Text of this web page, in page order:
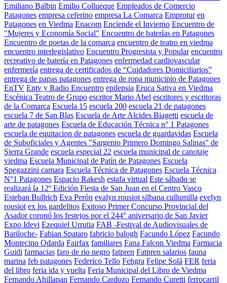
Emiliano Balbin Emilio Collueque Empleados de Comercio
Patagones empresa ceferino empresa La Comarca Emprotur en
Patagones en Viedma Enacom Enciende el Invierno Encuentro de
"Mujeres y Economía Social" Encuentro de baterías en Patagones
Encuentro de poetas de la comarca encuentro de teatro en viedma
encuentro interlegislativo Encuentro Progresista y Popular encuentro
recreativo de batería en Patagones enfermedad cardiovascular
enfermería entrega de certificados de “Cuidadores Domiciliarios”
entrega de papas patagones entrega de ropa municipio de Patagones
EnTV Entv y Radio Encuentro epilepsia Eruca Sativa en Viedma
Escénica Teatro de Grupo escritor Mario Abel escritores y escritoras
de la Comarca Escuela 15 escuela 200 escuela 21 de patagones
escuela 7 de San Blas Escuela de Arte Alcides Biagetti escuela de
arte de patagones Escuela de Educación Técnica n° 1 Patagones
escuela de equitacion de patagones escuela de guardavidas Escuela
de Suboficiales y Agentes "Sargento Primero Domingo Salinas" de
Sierra Grande escuela especial 22 escuela municipal de canotaje
viedma Escuela Municipal de Patín de Patagones Escuela
Spegazzini camara Escuela Técnica de Patagones Escuela Técnica
N°1 Patagones Espacio Rakesh estafa virtual Este sábado se
realizará la 12º Edición Fiesta de San Juan en el Centro Vasco
Esteban Bullrich Eva Perón evalyn rousiot silbana cullumilla evelyn
rousiot ex los gardelitos Exitoso Primer Concurso Provincial del
Asador coronó los festejos por el 244° aniversario de San Javier
Expo Idevi Ezequiel Urrutia FAB -Festival de Audiovisuales de
Bariloche- Fabian Spataro fabricio balogh Facundo López Facundo
Montecino Odarda Fairfax familiares Fana Falcon Viedma Farmacia
Guidi farmacias faro de rio negro fatpren Fatpren salarios fauna
marina feb patagones Federico Tello Fehgra Felipe Solá FER feria
del libro feria ida y vuelta Feria Municipal del Libro de Viedma
Fernando Ahillapan Fernando Cardozo Fernando Curetti ferrocarril